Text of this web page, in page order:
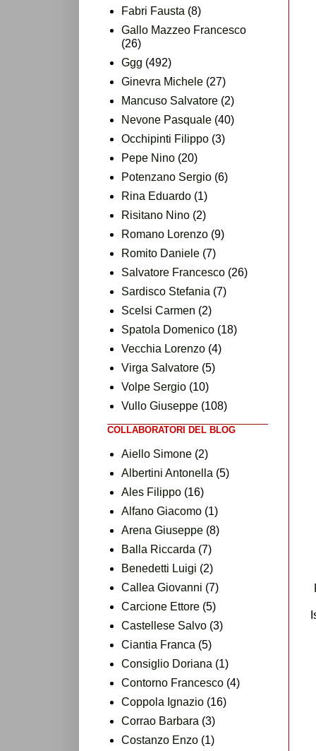
Fabri Fausta (8)
Gallo Mazzeo Francesco
(26)
Ggg (492)
Ginevra Michele (27)
Mancuso Salvatore (2)
Nevone Pasquale (40)
Occhipinti Filippo (3)
Pepe Nino (20)
Potenzano Sergio (6)
Rina Eduardo (1)
Risitano Nino (2)
Romano Lorenzo (9)
Romito Daniele (7)
Salvatore Francesco (26)
Sardisco Stefania (7)
Scelsi Carmen (2)
Spatola Domenico (18)
Vecchia Lorenzo (4)
Virga Salvatore (5)
Volpe Sergio (10)
Vullo Giuseppe (108)
COLLABORATORI DEL BLOG
Aiello Simone (2)
Albertini Antonella (5)
Ales Filippo (16)
Alfano Giacomo (1)
Arena Giuseppe (8)
Balla Riccarda (7)
Benedetti Luigi (2)
Callea Giovanni (7)
Carcione Ettore (5)
Castellese Salvo (3)
Ciantia Franca (5)
Consiglio Doriana (1)
Contorno Francesco (4)
Coppola Ignazio (16)
Corrao Barbara (3)
Costanzo Enzo (1)